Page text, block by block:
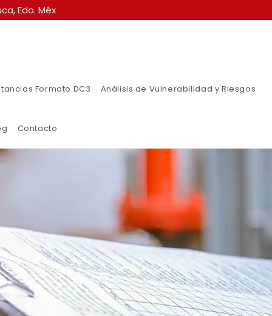
Edo. Méx
Formato DC3 Análisis de Vulnerabilidad y Riesgos
Contacto